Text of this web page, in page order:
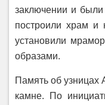
заключении и были
построили храм и
установили
образами.
Память об
камне. По